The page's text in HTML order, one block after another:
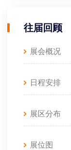
往届回顾
展会概况
日程安排
展区分布
展位图